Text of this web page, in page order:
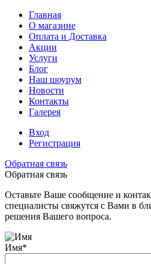
Главная
О магазине
Оплата и Доставка
Акции
Услуги
Блог
Наш шоурум
Новости
Контакты
Галерея
Вход
Регистрация
Обратная связь
Обратная связь
Оставьте Ваше сообщение и
специалисты свяжутся с Вами в
решения Вашего вопроса.
Имя*